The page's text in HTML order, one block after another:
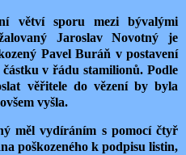
větví sporu mezi bývalými
Jaroslav Novotný je
Pavel Buráň v postavení
v řádu stamilionů. Podle
věřitele do vězení by byla
vyšla.
měl vydíráním s pomocí čtyř
poškozeného k podpisu listin,